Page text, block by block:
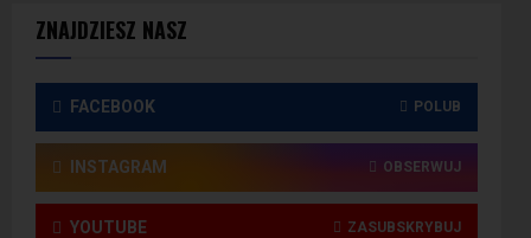
ZNAJDZIESZ NASZ
FACEBOOK POLUB
INSTAGRAM OBSERWUJ
YOUTUBE ZASUBSKRYBUJ